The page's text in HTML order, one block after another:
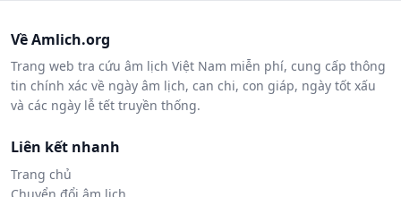
Về Amlich.org
Trang web tra cứu âm lịch Việt Nam miễn phí, cung cấp thông
tin chính xác về ngày âm lịch, can chi, con giáp, ngày tốt xấu
và các ngày lễ tết truyền thống.
Liên kết nhanh
Trang chủ